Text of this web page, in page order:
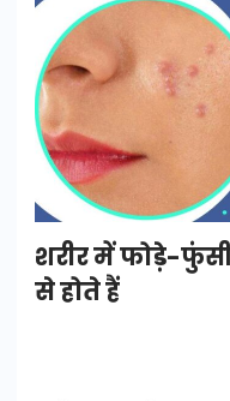
शरीर में फोड़े-
से होते हैं